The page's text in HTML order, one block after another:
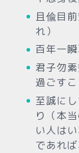
且偸目
れ）
百年一
君子勿
過ごすこ
至誠に
り（本
い人は
であれ